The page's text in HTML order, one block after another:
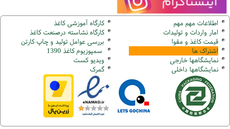
اطلاعات مهم مهم
امار واردات و تولیدات
قیمت کاغذ و مقوا
اشتراک ها
نمایشگاهها خارجی
نمایشگاهها داخلی
کارگاه آموزشی کاغذ
کارگاه نشاسته درصنعت کاغذ
بررسی عوامل تولید و چاپ کارتن
سمپوزیوم کاغذ 1390
ویدیو کست
گمرک